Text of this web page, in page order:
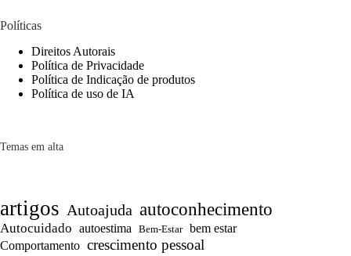
Políticas
Direitos Autorais
Política de Privacidade
Política de Indicação de produtos
Política de uso de IA
Temas em alta
artigos Autoajuda autoconhecimento
Autocuidado autoestima Bem-Estar bem estar
Comportamento crescimento pessoal